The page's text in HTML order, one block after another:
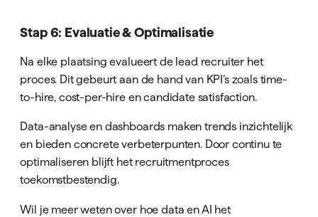
Stap 6: Evaluatie & Optimalisatie
Na elke plaatsing evalueert de lead recruiter het
proces. Dit gebeurt aan de hand van KPI’s zoals time-
to-hire, cost-per-hire en candidate satisfaction.
Data-analyse en dashboards maken trends inzichtelijk
en bieden concrete verbeterpunten. Door continu te
optimaliseren blijft het recruitmentproces
toekomstbestendig.
Wil je meer weten over hoe data en AI het